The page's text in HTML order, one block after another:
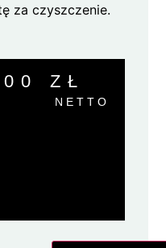
za czyszczenie.
ZŁ
NETTO